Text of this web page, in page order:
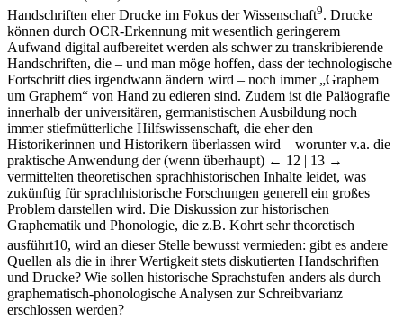
Textarchives (DTA) deutlich zu erkennen ist – es stehen somit statt
Handschriften eher Drucke im Fokus der Wissenschaft9. Drucke
können durch OCR-Erkennung mit wesentlich geringerem
Aufwand digital aufbereitet werden als schwer zu transkribierende
Handschriften, die – und man möge hoffen, dass der technologische
Fortschritt dies irgendwann ändern wird – noch immer „Graphem
um Graphem“ von Hand zu edieren sind. Zudem ist die Paläografie
innerhalb der universitären, germanistischen Ausbildung noch
immer stiefmütterliche Hilfswissenschaft, die eher den
Historikerinnen und Historikern überlassen wird – worunter v.a. die
praktische Anwendung der (wenn überhaupt)← 12 | 13 →
vermittelten theoretischen sprachhistorischen Inhalte leidet, was
zukünftig für sprachhistorische Forschungen generell ein großes
Problem darstellen wird. Die Diskussion zur historischen
Graphematik und Phonologie, die z.B. Kohrt sehr theoretisch
ausführt 10, wird an dieser Stelle bewusst vermieden: gibt es andere
Quellen als die in ihrer Wertigkeit stets diskutierten Handschriften
und Drucke? Wie sollen historische Sprachstufen anders als durch
graphematisch-phonologische Analysen zur Schreibvarianz